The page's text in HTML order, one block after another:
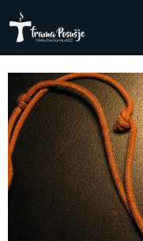
izbornik
sadržaj
F
a
m